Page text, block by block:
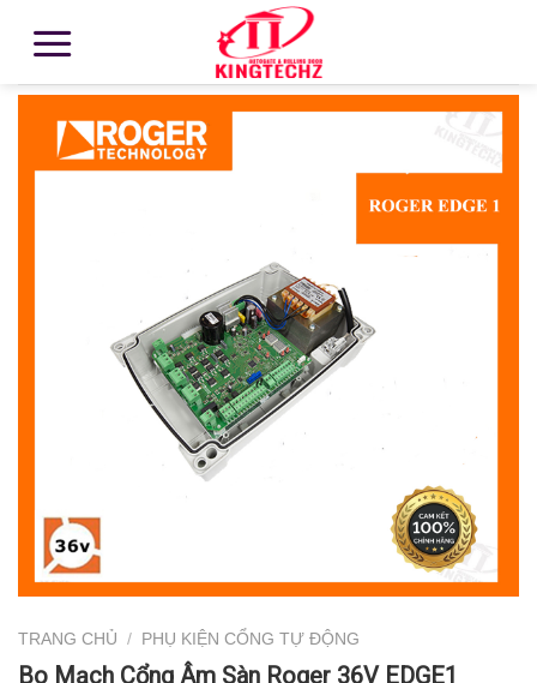
TRANG CHỦ / PHỤ KIỆN CỔNG TỰ ĐỘNG
Bo Mạch Cổng Âm Sàn Roger 36V EDGE1